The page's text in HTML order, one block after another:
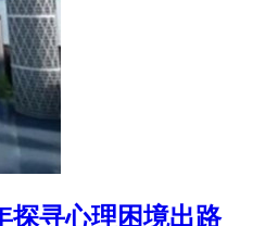
探寻心理困境出路